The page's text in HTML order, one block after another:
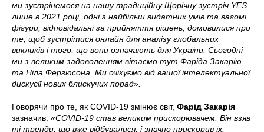
ми зустрінемося на нашу традиційну Щорічну зустріч YES
лише в 2021 році, одні з найбільш видатних умів та вагомі
фігури, відповідальні за прийняття рішень, домовилися про
те, щоб зустрітися онлайн для аналізу глобальних
викликів і того, що вони означають для України. Сьогодні
ми з великим задоволенням вітаємо тут Фаріда Закарію
та Ніла Фергюсона. Ми очікуємо від вашої інтелектуальної
дискусії нових блискучих порад».
Говорячи про те, як COVID-19 змінює світ, Фарід Закарія
зазначив: «COVID-19 став великим прискорювачем. Він взяв
ті тренди, що вже відбувалися, і значно прискорив їх.